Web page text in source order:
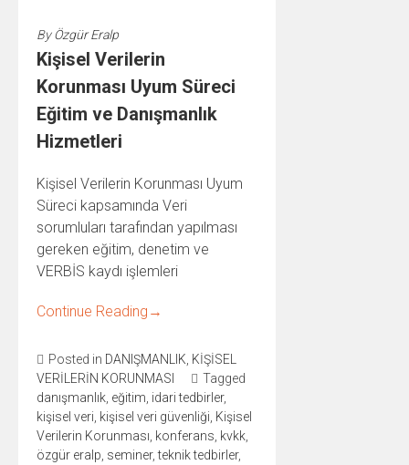
ByÖzgür Eralp
Kişisel Verilerin
Korunması Uyum Süreci
Eğitim ve Danışmanlık
Hizmetleri
Kişisel Verilerin Korunması Uyum
Süreci kapsamında Veri
sorumluları tarafından yapılması
gereken eğitim, denetim ve
VERBİS kaydı işlemleri
Continue Reading →
Posted in DANIŞMANLIK, KİŞİSEL
VERİLERİN KORUNMASI
Tagged
danışmanlık, eğitim, idari tedbirler,
kişisel veri, kişisel veri güvenliği, Kişisel
Verilerin Korunması, konferans, kvkk,
özgür eralp, seminer,teknik tedbirler,